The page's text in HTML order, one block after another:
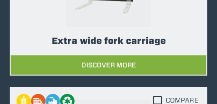
Extra wide fork carriage
DISCOVER MORE
COMPARE